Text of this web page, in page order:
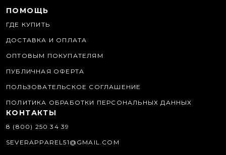
ПОМОЩЬ
ГДЕ КУПИТЬ
ДОСТАВКА И ОПЛАТА
ОПТОВЫМ ПОКУПАТЕЛЯМ
ПУБЛИЧНАЯ ОФЕРТА
ПОЛЬЗОВАТЕЛЬСКОЕ СОГЛАШЕНИЕ
ПОЛИТИКА ОБРАБОТКИ ПЕРСОНАЛЬНЫХ ДАННЫХ
КОНТАКТЫ
8 (800) 250 34 39
SEVERAPPAREL51@GMAIL.COM